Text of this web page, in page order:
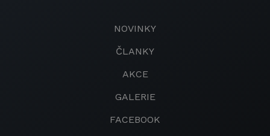
NOVINKY
ČLANKY
AKCE
GALERIE
FACEBOOK